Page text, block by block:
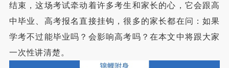
结束，这场考试牵动着许多考生和家长的心，它会跟高
中毕业、高考报名直接挂钩，很多的家长都在问：如果
学考不过能毕业吗？会影响高考吗？在本文中将跟大家
一次性讲清楚。